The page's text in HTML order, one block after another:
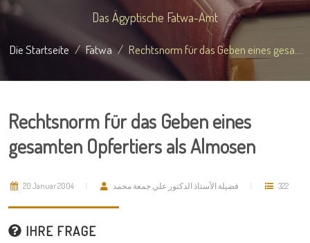
Das Ägyptische Fatwa-Amt
Die Startseite Fatwa Rechtsnorm für das Geben eines gesa...
Rechtsnorm für das Geben eines
gesamten Opfertiers als Almosen
20 Januar 2004 فضيلة الأستاذ الدكتور علي جمعة محمد 322
IHRE FRAGE